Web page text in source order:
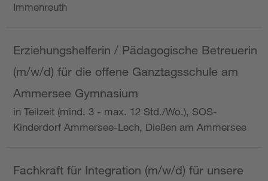
Immenreuth
Erziehungshelferin / Pädagogische Betreuerin
(m/w/d) für die offene Ganztagsschule am
Ammersee Gymnasium
in Teilzeit (mind. 3 - max. 12 Std./Wo.), SOS-
Kinderdorf Ammersee-Lech, Dießen am Ammersee
Fachkraft für Integration (m/w/d) für unsere